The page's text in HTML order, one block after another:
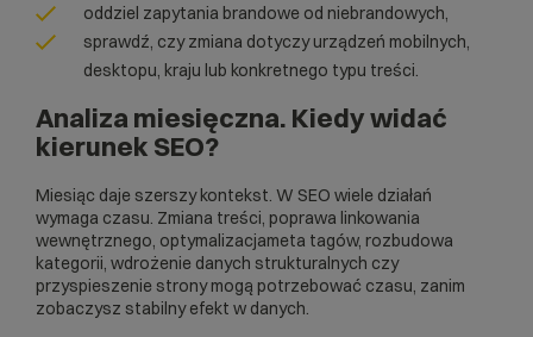
oddziel zapytania brandowe od niebrandowych,
sprawdź, czy zmiana dotyczy urządzeń mobilnych,
desktopu, kraju lub konkretnego typu treści.
Analiza miesięczna. Kiedy widać
kierunek SEO?
Miesiąc daje szerszy kontekst. W SEO wiele działań
wymaga czasu. Zmiana treści, poprawa linkowania
wewnętrznego, optymalizacjameta tagów, rozbudowa
kategorii, wdrożenie danych strukturalnych czy
przyspieszenie strony mogą potrzebować czasu, zanim
zobaczysz stabilny efekt w danych.